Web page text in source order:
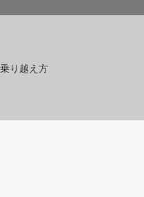
り越え方